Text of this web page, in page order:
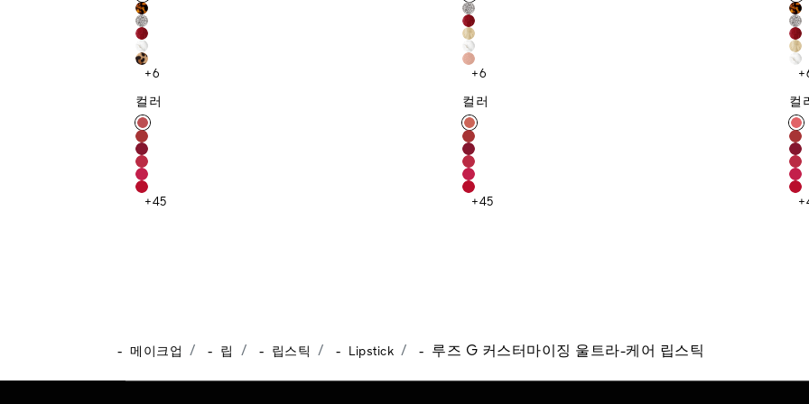
+6
컬러
+45
+6
컬러
+45
컬
- 메이크업 - 립 - 립스틱 - Lipstick - 루즈 G 커스터마이징 울트라-케어 립스틱